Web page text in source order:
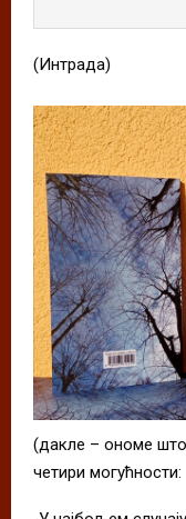
(Интрада)
(дакле – ономе што
четири могућности: